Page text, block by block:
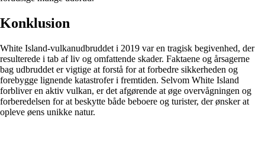
Konklusion
White Island-vulkanudbruddet i 2019 var en tragisk begivenhed, der
resulterede i tab af liv og omfattende skader. Faktaene og årsagerne
bag udbruddet er vigtige at forstå for at forbedre sikkerheden og
forebygge lignende katastrofer i fremtiden. Selvom White Island
forbliver en aktiv vulkan, er det afgørende at øge overvågningen og
forberedelsen for at beskytte både beboere og turister, der ønsker at
opleve øens unikke natur.